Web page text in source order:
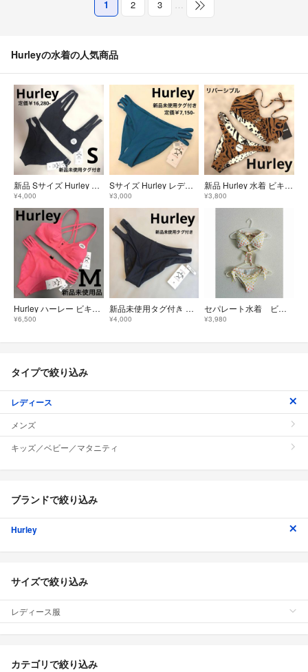
1 2 3 …
Hurleyの水着の人気商品
新品 Sサイズ Hurley ビキニ 上のみ 水着 ブラック シンプル トップス
¥4,000
Sサイズ Hurley レディース ビキニ ボトムス ショーツ ミスティブルー
¥3,000
新品 Hurley 水着 ビキニ上下セット レオパード柄 リバーシブル ブラウン
¥3,800
Hurley ハーレー ビキニ 上下セット ピンク 水着 新品未使用タグ付き
¥6,500
新品未使用タグ付き Hurley レディース ビキニ ボトムス ショーツ 黒
¥4,000
セパレート水着 ビキニ ハーレー
¥3,980
タイプで絞り込み
レディース
メンズ
キッズ／ベビー／マタニティ
ブランドで絞り込み
Hurley
サイズで絞り込み
レディース服
カテゴリで絞り込み